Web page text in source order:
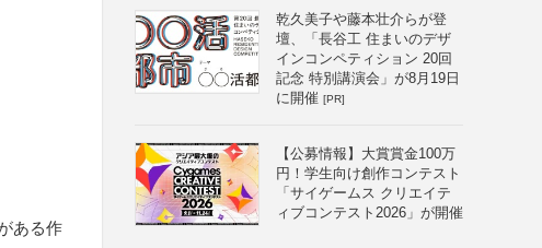
ある作
乾久美子や藤本壮介らが登
壇、「長谷工 住まいのデザ
インコンペティション 20回
記念 特別講演会」が8月19日
に開催 [PR]
【公募情報】大賞賞金100万
円！学生向け創作コンテスト
「サイゲームス クリエイテ
ィブコンテスト2026」が開催